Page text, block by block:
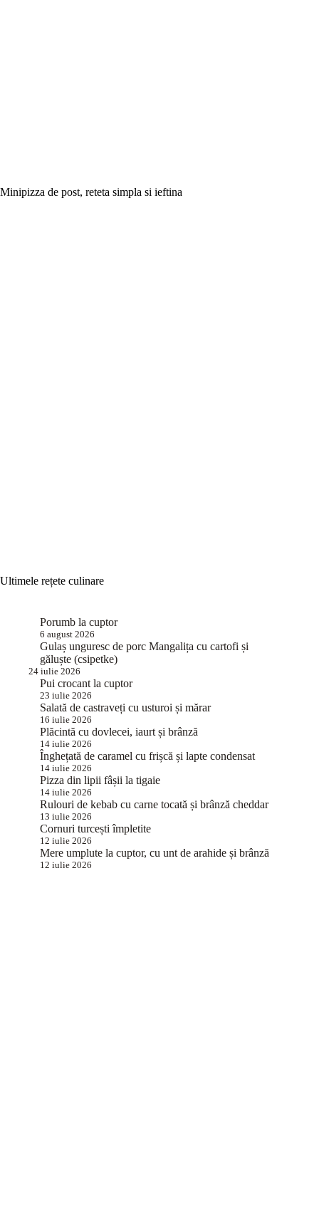
Minipizza de post, reteta simpla si ieftina
Ultimele rețete culinare
Porumb la cuptor
6 august 2026
Gulaș unguresc de porc Mangalița cu cartofi și
găluște (csipetke)
24 iulie 2026
Pui crocant la cuptor
23 iulie 2026
Salată de castraveți cu usturoi și mărar
16 iulie 2026
Plăcintă cu dovlecei, iaurt și brânză
14 iulie 2026
Înghețată de caramel cu frișcă și lapte condensat
14 iulie 2026
Pizza din lipii fâșii la tigaie
14 iulie 2026
Rulouri de kebab cu carne tocată și brânză cheddar
13 iulie 2026
Cornuri turcești împletite
12 iulie 2026
Mere umplute la cuptor, cu unt de arahide și brânză
12 iulie 2026